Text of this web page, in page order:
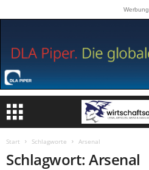
Werbung
Start Schlagworte Arsenal
Schlagwort: Arsenal